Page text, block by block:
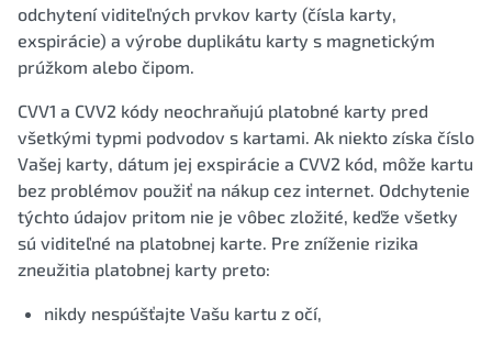
odchytení viditeľných prvkov karty (čísla karty,
exspirácie) a výrobe duplikátu karty s magnetickým
prúžkom alebo čipom.
CVV1 a CVV2 kódy neochraňujú platobné karty pred
všetkými typmi podvodov s kartami. Ak niekto získa číslo
Vašej karty, dátum jej exspirácie a CVV2 kód, môže kartu
bez problémov použiť na nákup cez internet. Odchytenie
týchto údajov pritom nie je vôbec zložité, keďže všetky
sú viditeľné na platobnej karte. Pre zníženie rizika
zneužitia platobnej karty preto:
nikdy nespúšťajte Vašu kartu z očí,